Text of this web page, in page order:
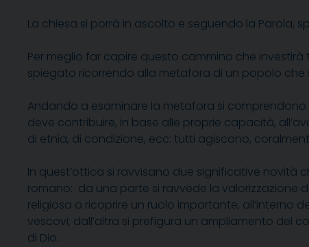
La chiesa si porrà in ascolto e seguendo la Parola,
Per meglio far capire questo cammino che
spiegato ricorrendo alla metafora di un popolo che
Andando a esaminare la metafora si
deve contribuire, in base alle proprie capacità,
di etnia, di condizione, ecc: tutti agiscono,
In quest’ottica si ravvisano due significative
romano: da una parte si ravvede la valorizzazione
religiosa a ricoprire un ruolo importante, all’interno
vescovi; dall’altra si prefigura un ampliamento del
di Dio.